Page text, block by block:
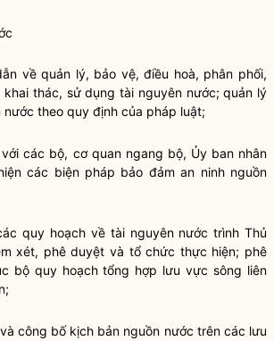
về quản lý, bảo vệ, điều hoà, phân phối,
khai thác, sử dụng tài nguyên nước; quản lý
theo quy định của pháp luật;
các bộ, cơ quan ngang bộ, Ủy ban nhân
các biện pháp bảo đảm an ninh nguồn
quy hoạch về tài nguyên nước trình Thủ
xét, phê duyệt và tổ chức thực hiện; phê
bộ quy hoạch tổng hợp lưu vực sông liên
;
công bố kịch bản nguồn nước trên các lưu